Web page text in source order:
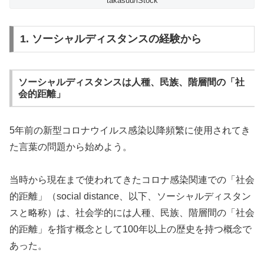
1. ソーシャルディスタンスの経験から
ソーシャルディスタンスは人種、民族、階層間の「社
会的距離」
5年前の新型コロナウイルス感染以降頻繁に使用されてき
た言葉の問題から始めよう。
当時から現在まで使われてきたコロナ感染関連での「社会
的距離」（social distance、以下、ソーシャルディスタン
スと略称）は、社会学的には人種、民族、階層間の「社会
的距離」を指す概念として100年以上の歴史を持つ概念で
あった。